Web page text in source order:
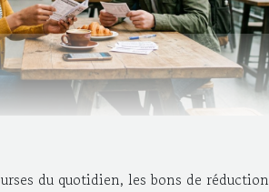
du quotidien, les bons de réduction